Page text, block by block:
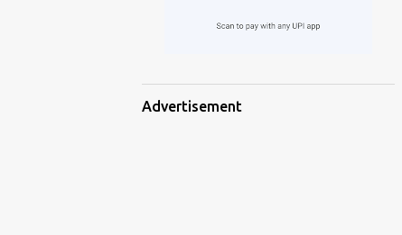
Advertisement